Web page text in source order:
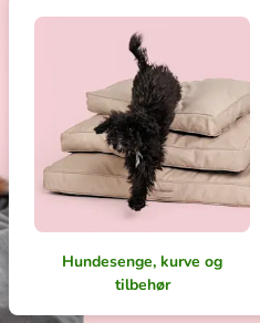
Hundesenge, kurve og
tilbehør